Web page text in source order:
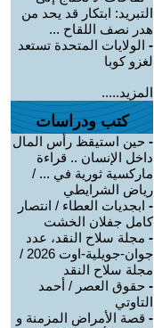
التبريد: ابتكار قد يحد من
هدر نصف اللقاح ...
- الولايات المتحدة تستعد
لغزو كوبا
المزيد.....
كتب ودراسات
- حين استيقظ رأس المال
داخل الإنسان .. قراءة
ماركسية ثورية في ... /
رياض الشرايطي
- ابجديات العطاء / انتصار
كامل جفلان الخشت
- مجلة سلاح النقد، عدد
جوان-جويلية-اوت 2026 /
مجلة سلاح النقد
- حقوق العصر / أحمد
التاوتي
- قصة الأمراض المزمنة و